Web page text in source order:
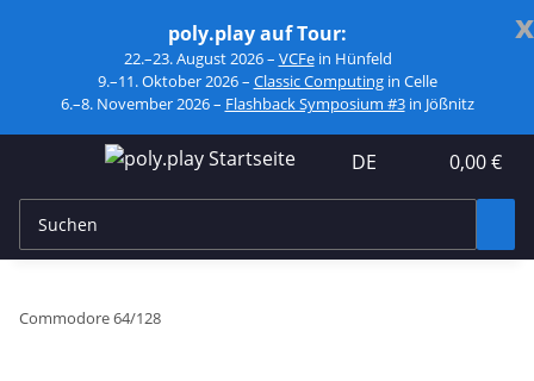
x
poly.play auf Tour:
22.–23. August 2026 – VCFein Hünfeld
9.–11. Oktober 2026 – Classic Computingin Celle
6.–8. November 2026 – Flashback Symposium #3in Jößnitz
DE 0,00 €
Commodore 64/128